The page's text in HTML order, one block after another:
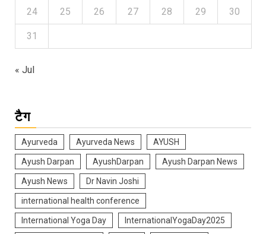
24 25 26 27 28 29 30
31
« Jul
टैग
Ayurveda Ayurveda News AYUSH
Ayush Darpan AyushDarpan Ayush Darpan News
Ayush News Dr Navin Joshi
international health conference
International Yoga Day InternationalYogaDay2025